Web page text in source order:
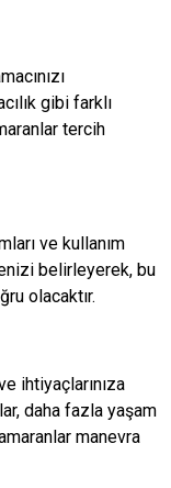
gibi farklı
tercih
ve kullanım
belirleyerek, bu
olacaktır.
ihtiyaçlarınıza
daha fazla yaşam
manevra